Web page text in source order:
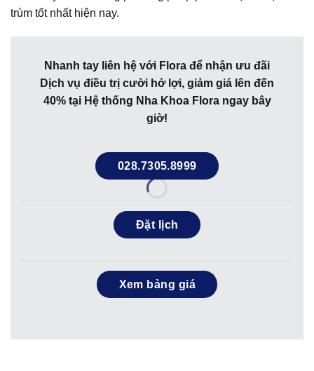
trùm tốt nhất hiện nay.
Nhanh tay liên hệ với Flora để nhận ưu đãi
Dịch vụ điều trị cười hở lợi, giảm giá lên đến
40% tại Hệ thống Nha Khoa Flora ngay bây
giờ!
028.7305.8999
Đặt lịch
Xem bảng giá